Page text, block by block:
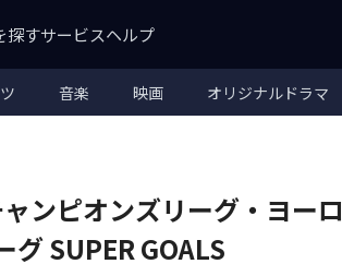
探すサービスヘルプ
音楽 映画 オリジナルドラマ
ンピオンズリーグ・ヨーロ
グ SUPER GOALS